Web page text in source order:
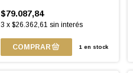
$79.087,84
3 x $26.362,61 sin interés
1en stock